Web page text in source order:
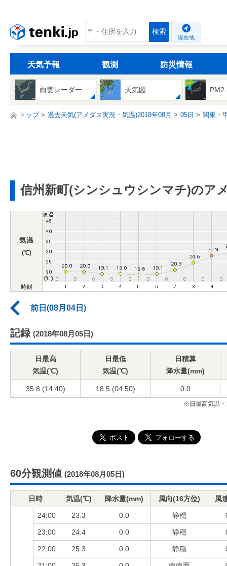
tenki.jp 検索
現在地
天気予報 観測 防災情報
雨雲レーダー 天気図
トップ 過去天気(アメダス実況・気温)2018年08月 05日 関東・
信州新町(シンシュウシンマチ)のア
気温
(℃)
時刻
前日(08月04日)
記録 (2018年08月05日)
日最高
気温(℃)
日最低
気温(℃)
日積算
降水量(mm)
35.8 (14:40) 18.5 (04:50) 0.0
※日最高気温・
60分観測値 (2018年08月05日)
日時 気温(℃) 降水量(mm) 風向(16方位) 風
24:00 23.3 0.0 静穏
23:00 24.4 0.0 静穏
22:00 25.3 0.0 静穏